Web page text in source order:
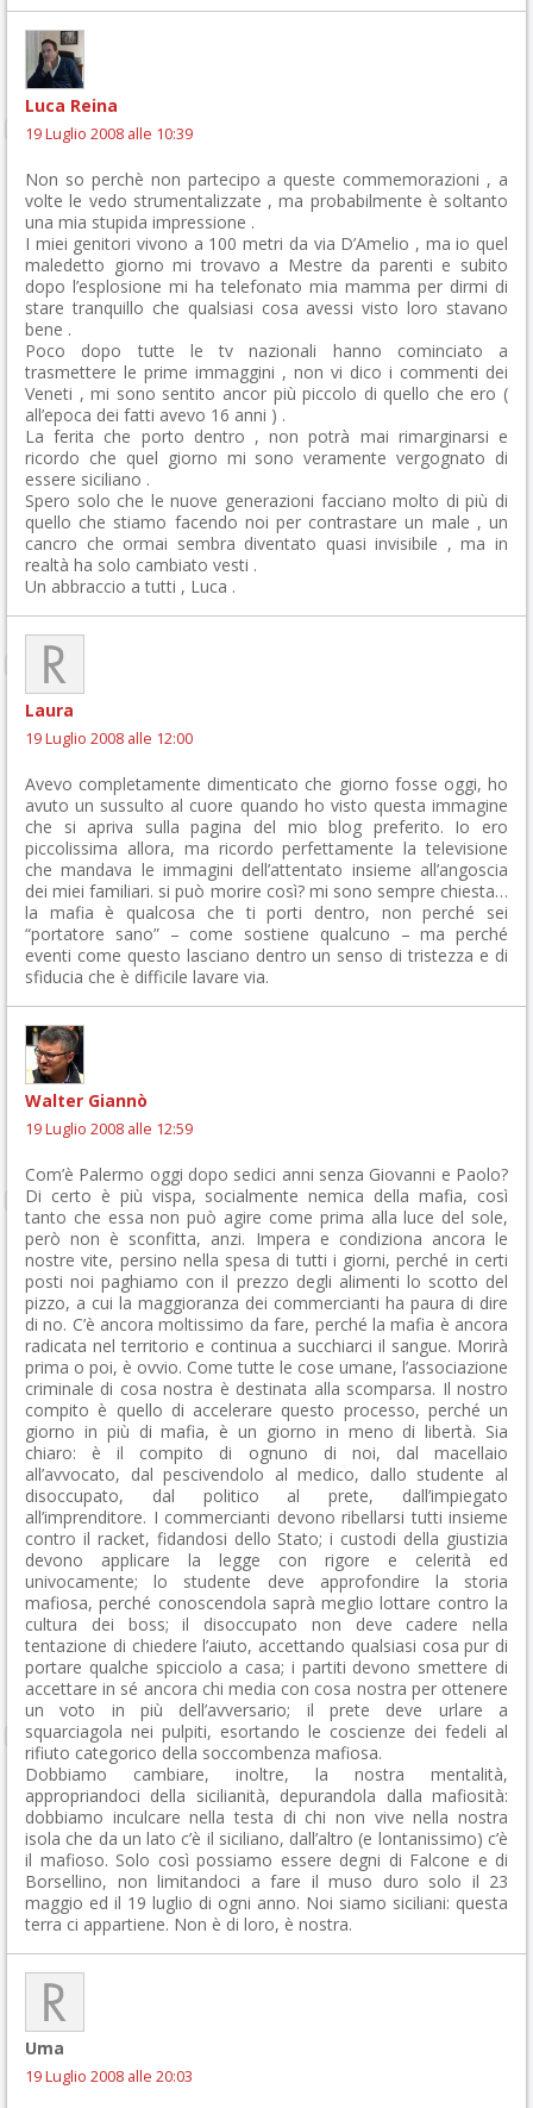
Luca Reina
19 Luglio 2008 alle 10:39
Non so perchè non partecipo a queste commemorazioni , a
volte le vedo strumentalizzate , ma probabilmente è soltanto
una mia stupida impressione .
I miei genitori vivono a 100 metri da via D’Amelio , ma io quel
maledetto giorno mi trovavo a Mestre da parenti e subito
dopo l’esplosione mi ha telefonato mia mamma per dirmi di
stare tranquillo che qualsiasi cosa avessi visto loro stavano
bene .
Poco dopo tutte le tv nazionali hanno cominciato a
trasmettere le prime immaggini , non vi dico i commenti dei
Veneti , mi sono sentito ancor più piccolo di quello che ero (
all’epoca dei fatti avevo 16 anni ) .
La ferita che porto dentro , non potrà mai rimarginarsi e
ricordo che quel giorno mi sono veramente vergognato di
essere siciliano .
Spero solo che le nuove generazioni facciano molto di più di
quello che stiamo facendo noi per contrastare un male , un
cancro che ormai sembra diventato quasi invisibile , ma in
realtà ha solo cambiato vesti .
Un abbraccio a tutti , Luca .
Laura
19 Luglio 2008 alle 12:00
Avevo completamente dimenticato che giorno fosse oggi, ho
avuto un sussulto al cuore quando ho visto questa immagine
che si apriva sulla pagina del mio blog preferito. Io ero
piccolissima allora, ma ricordo perfettamente la televisione
che mandava le immagini dell’attentato insieme all’angoscia
dei miei familiari. si può morire così? mi sono sempre chiesta…
la mafia è qualcosa che ti porti dentro, non perché sei
“portatore sano” – come sostiene qualcuno – ma perché
eventi come questo lasciano dentro un senso di tristezza e di
sfiducia che è difficile lavare via.
Walter Giannò
19 Luglio 2008 alle 12:59
Com’è Palermo oggi dopo sedici anni senza Giovanni e Paolo?
Di certo è più vispa, socialmente nemica della mafia, così
tanto che essa non può agire come prima alla luce del sole,
però non è sconfitta, anzi. Impera e condiziona ancora le
nostre vite, persino nella spesa di tutti i giorni, perché in certi
posti noi paghiamo con il prezzo degli alimenti lo scotto del
pizzo, a cui la maggioranza dei commercianti ha paura di dire
di no. C’è ancora moltissimo da fare, perché la mafia è ancora
radicata nel territorio e continua a succhiarci il sangue. Morirà
prima o poi, è ovvio. Come tutte le cose umane, l’associazione
criminale di cosa nostra è destinata alla scomparsa. Il nostro
compito è quello di accelerare questo processo, perché un
giorno in più di mafia, è un giorno in meno di libertà. Sia
chiaro: è il compito di ognuno di noi, dal macellaio
all’avvocato, dal pescivendolo al medico, dallo studente al
disoccupato, dal politico al prete, dall’impiegato
all’imprenditore. I commercianti devono ribellarsi tutti insieme
contro il racket, fidandosi dello Stato; i custodi della giustizia
devono applicare la legge con rigore e celerità ed
univocamente; lo studente deve approfondire la storia
mafiosa, perché conoscendola saprà meglio lottare contro la
cultura dei boss; il disoccupato non deve cadere nella
tentazione di chiedere l’aiuto, accettando qualsiasi cosa pur di
portare qualche spicciolo a casa; i partiti devono smettere di
accettare in sé ancora chi media con cosa nostra per ottenere
un voto in più dell’avversario; il prete deve urlare a
squarciagola nei pulpiti, esortando le coscienze dei fedeli al
rifiuto categorico della soccombenza mafiosa.
Dobbiamo cambiare, inoltre, la nostra mentalità,
appropriandoci della sicilianità, depurandola dalla mafiosità:
dobbiamo inculcare nella testa di chi non vive nella nostra
isola che da un lato c’è il siciliano, dall’altro (e lontanissimo) c’è
il mafioso. Solo così possiamo essere degni di Falcone e di
Borsellino, non limitandoci a fare il muso duro solo il 23
maggio ed il 19 luglio di ogni anno. Noi siamo siciliani: questa
terra ci appartiene. Non è di loro, è nostra.
Uma
19 Luglio 2008 alle 20:03